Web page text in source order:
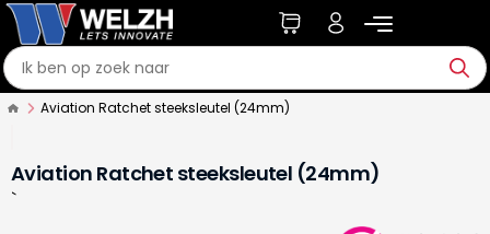
Aviation Ratchet steeksleutel (24mm)
Aviation Ratchet steeksleutel (24mm)
`